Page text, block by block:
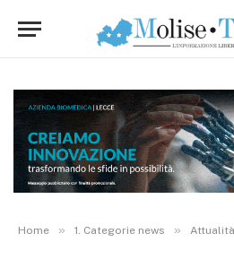
Home » 1. Categorie news » Attualità